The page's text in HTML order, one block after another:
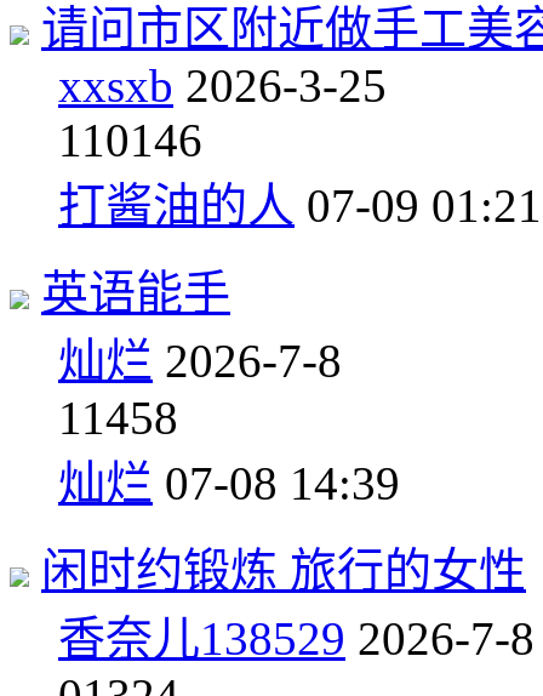
请问市区附近做手工美
xxsxb 2026-3-25
110146
打酱油的人 07-09 01:21
英语能手
灿烂 2026-7-8
11458
灿烂 07-08 14:39
闲时约锻炼 旅行的女性
香奈儿138529 2026-7-8